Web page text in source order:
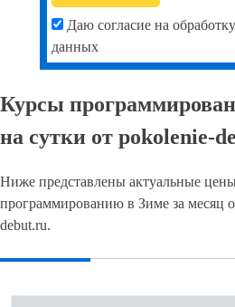
Даю согласие на
данных
Курсы
на сутки от pokolenie-
Ниже представлены актуальные
программированию в Зиме за месяц
debut.ru.